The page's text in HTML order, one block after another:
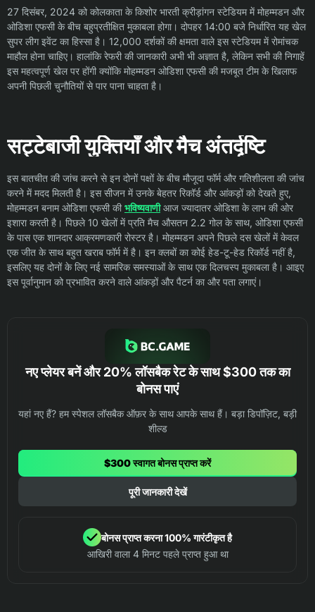
27 दिसंबर, 2024 को कोलकाता के किशोर भारती क्रीड़ांगन स्टेडियम में मोहम्मडन और
ओडिशा एफसी के बीच बहुप्रतीक्षित मुकाबला होगा। दोपहर 14:00 बजे निर्धारित यह खेल
सुपर लीग इवेंट का हिस्सा है। 12,000 दर्शकों की क्षमता वाले इस स्टेडियम में रोमांचक
माहौल होना चाहिए। हालांकि रेफरी की जानकारी अभी भी अज्ञात है, लेकिन सभी की निगाहें
इस महत्वपूर्ण खेल पर होंगी क्योंकि मोहम्मडन ओडिशा एफसी की मजबूत टीम के खिलाफ
अपनी पिछली चुनौतियों से पार पाना चाहता है।
सट्टेबाजी युक्तियाँ और मैच अंतर्दृष्टि
इस बातचीत की जांच करने से इन दोनों पक्षों के बीच मौजूदा फॉर्म और गतिशीलता की जांच
करने में मदद मिलती है। इस सीजन में उनके बेहतर रिकॉर्ड और आंकड़ों को देखते हुए,
मोहम्मडन बनाम ओडिशा एफसी कीभविष्यवाणीआज ज्यादातर ओडिशा के लाभ की ओर
इशारा करती है। पिछले 10 खेलों में प्रति मैच औसतन 2.2 गोल के साथ, ओडिशा एफसी
के पास एक शानदार आक्रमणकारी रोस्टर है। मोहम्मडन अपने पिछले दस खेलों में केवल
एक जीत के साथ बहुत खराब फॉर्म में है। इन क्लबों का कोई हेड-टू-हेड रिकॉर्ड नहीं है,
इसलिए यह दोनों के लिए नई सामरिक समस्याओं के साथ एक दिलचस्प मुकाबला है। आइए
इस पूर्वानुमान को प्रभावित करने वाले आंकड़ों और पैटर्न का और पता लगाएं।
नए प्लेयर बनें और 20% लॉसबैक रेट के साथ $300 तक का
बोनस पाएं
यहां नए हैं? हम स्पेशल लॉसबैक ऑफ़र के साथ आपके साथ हैं। बड़ा डिपॉज़िट, बड़ी
शील्ड
$300 स्वागत बोनस प्राप्त करें
पूरी जानकारी देखें
बोनस प्राप्त करना 100% गारंटीकृत है
आखिरी वाला 4 मिनट पहले प्राप्त हुआ था